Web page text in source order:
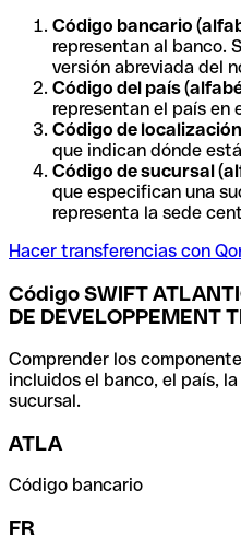
Código bancario
representan al banco.
versión abreviada del
Código del país
representan el país en
Código de
que indican dónde
Código de sucursal
que especifican una
representa la sede
Hacer transferencias con
Código SWIFT
DE DEVELOPPEMENT
Comprender los
incluidos el banco, el país,
sucursal.
ATLA
Código bancario
FR